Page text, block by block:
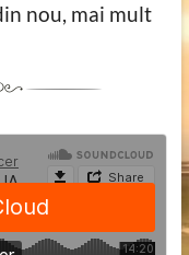
nou, mai mult